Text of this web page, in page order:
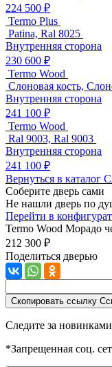
224 500 ₽
Termo Plus
Patina, Ral 8025
Внутренняя сторона
230 600 ₽
Termo Wood
Слоновая кость,
Внутренняя сторона
241 100 ₽
Termo Wood
Ral 9003, Ral 9003
Внутренняя сторона
241 100 ₽
Вернуться в каталог
Соберите дверь сами
Не нашли дверь по
Перейти в
Termo Wood Морадо
212 300 ₽
Поделиться дверью
Скопировать ссылку
Следите за
*Запрещенная соц.